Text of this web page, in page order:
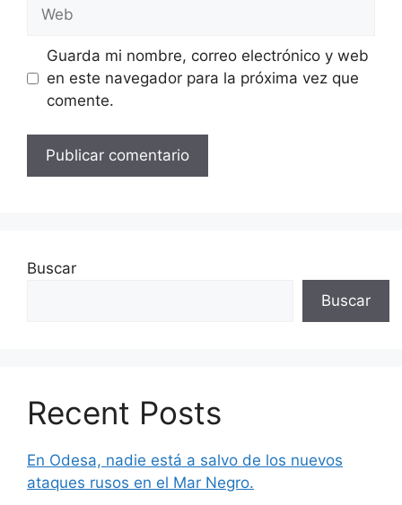
Guarda mi nombre, correo electrónico y web
en este navegador para la próxima vez que
comente.
Buscar
Buscar
Recent Posts
En Odesa, nadie está a salvo de los nuevos
ataques rusos en el Mar Negro.